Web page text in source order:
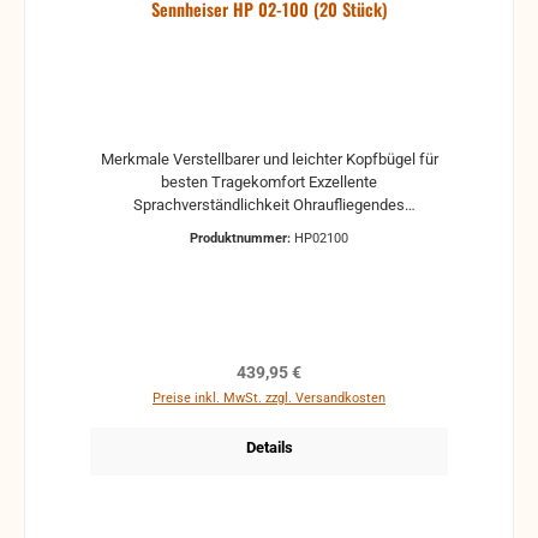
Sennheiser HP 02-100 (20 Stück)
Merkmale Verstellbarer und leichter Kopfbügel für
besten Tragekomfort Exzellente
Sprachverständlichkeit Ohraufliegendes
Übertragungsbereich 20 - 20,000 Hz
Produktnummer: HP02100
Regulärer Preis:
439,95 €
Preise inkl. MwSt. zzgl. Versandkosten
Details